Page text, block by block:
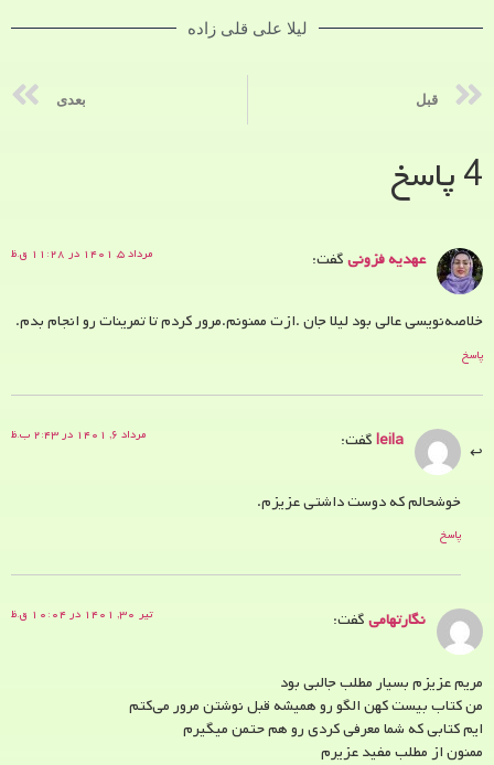
لیلا علی قلی زاده
قبل بعدی
4 پاسخ
عهدیه فزونیگفت: مرداد ۵, ۱۴۰۱ در ۱۱:۲۸ ق.ظ
خلاصه‌نویسی عالی بود لیلا جان .ازت ممنونم.مرور کردم تا تمرینات رو انجام بدم.
پاسخ
leilaگفت: مرداد ۶, ۱۴۰۱ در ۲:۴۳ ب.ظ
خوشحالم که دوست داشتی عزیزم.
پاسخ
نگارتهامیگفت: تیر ۳۰, ۱۴۰۱ در ۱۰:۰۴ ق.ظ
مریم عزیزم بسیار مطلب جالبی بود
من کتاب بیست کهن الگو رو همیشه قبل نوشتن مرور می‌کتم
ایم کتابی که شما معرفی کردی رو هم حتمن میگیرم
ممنون از مطلب مفید عزیرم